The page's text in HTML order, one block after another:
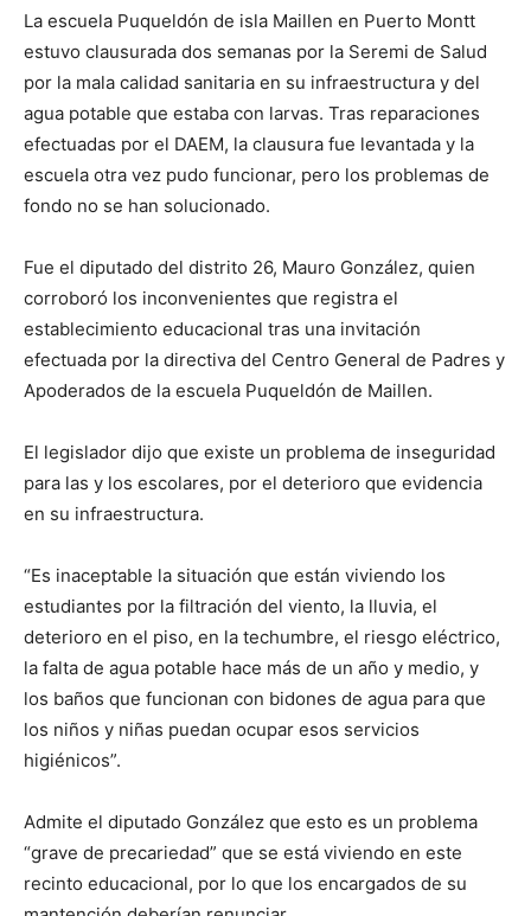
La escuela Puqueldón de isla Maillen en Puerto Montt
estuvo clausurada dos semanas por la Seremi de Salud
por la mala calidad sanitaria en su infraestructura y del
agua potable que estaba con larvas. Tras reparaciones
efectuadas por el DAEM, la clausura fue levantada y la
escuela otra vez pudo funcionar, pero los problemas de
fondo no se han solucionado.
Fue el diputado del distrito 26, Mauro González, quien
corroboró los inconvenientes que registra el
establecimiento educacional tras una invitación
efectuada por la directiva del Centro General de Padres y
Apoderados de la escuela Puqueldón de Maillen.
El legislador dijo que existe un problema de inseguridad
para las y los escolares, por el deterioro que evidencia
en su infraestructura.
“Es inaceptable la situación que están viviendo los
estudiantes por la filtración del viento, la lluvia, el
deterioro en el piso, en la techumbre, el riesgo eléctrico,
la falta de agua potable hace más de un año y medio, y
los baños que funcionan con bidones de agua para que
los niños y niñas puedan ocupar esos servicios
higiénicos”.
Admite el diputado González que esto es un problema
“grave de precariedad” que se está viviendo en este
recinto educacional, por lo que los encargados de su